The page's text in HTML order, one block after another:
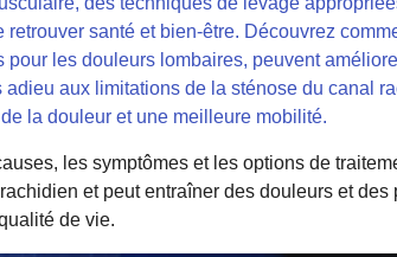
retrouver santé et bien-être. Découvrez
pour les douleurs lombaires, peuvent
adieu aux limitations de la sténose du canal
la douleur et une meilleure mobilité.
les symptômes et les options de
et peut entraîner des douleurs et
de vie.